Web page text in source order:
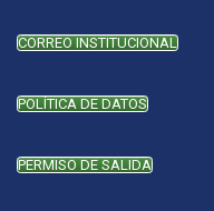
CORREO INSTITUCIONAL
POLÍTICA DE DATOS
PERMISO DE SALIDA